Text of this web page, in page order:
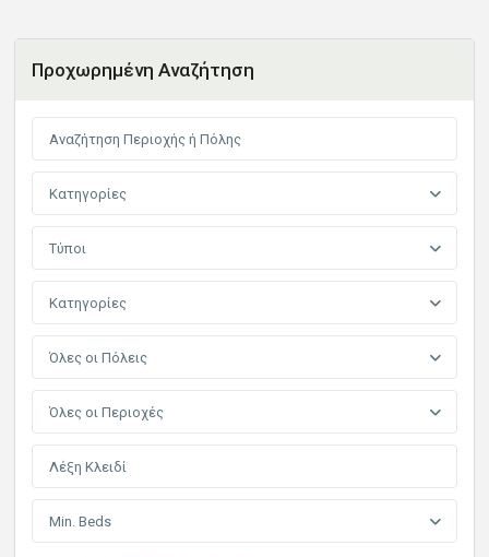
Προχωρημένη Αναζήτηση
Κατηγορίες
Τύποι
Κατηγορίες
Όλες οι Πόλεις
Όλες οι Περιοχές
Min. Beds